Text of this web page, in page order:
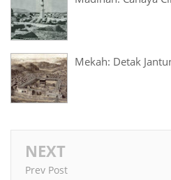
Mekah: Detak
NEXT
Prev Post